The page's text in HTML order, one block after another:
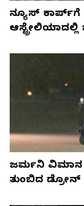
ನ್ಯೂಸ್
ಜರ್ಮನಿ ವಿಮಾನ
ತುಂಬಿದ ಡ್ರೋನ್